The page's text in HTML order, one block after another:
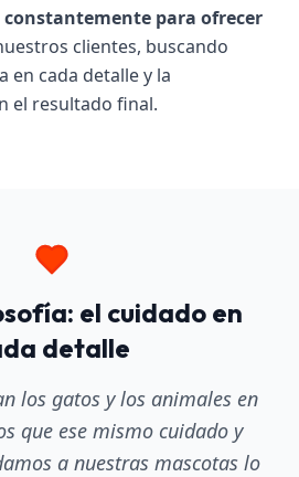
constantemente para ofrecer
clientes, buscando
en cada detalle y la
el resultado final.
el cuidado en
detalle
los gatos y los animales en
que ese mismo cuidado y
a nuestras mascotas lo